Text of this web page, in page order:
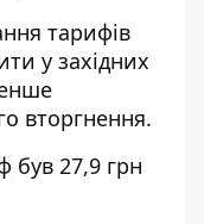
тарифів
у західних
вторгнення.
був 27,9 грн